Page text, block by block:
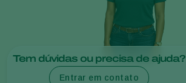
Tem dúvidas ou precisa de ajuda?
Entrar em contato